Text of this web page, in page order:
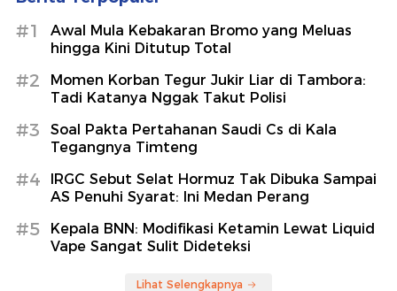
#1
Awal Mula Kebakaran Bromo yang Meluas
hingga Kini Ditutup Total
#2
Momen Korban Tegur Jukir Liar di Tambora:
Tadi Katanya Nggak Takut Polisi
#3
Soal Pakta Pertahanan Saudi Cs di Kala
Tegangnya Timteng
#4
IRGC Sebut Selat Hormuz Tak Dibuka Sampai
AS Penuhi Syarat: Ini Medan Perang
#5
Kepala BNN: Modifikasi Ketamin Lewat Liquid
Vape Sangat Sulit Dideteksi
Lihat Selengkapnya